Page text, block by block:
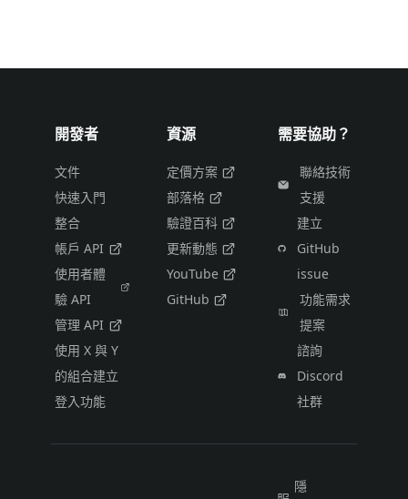
開發者
文件
快速入門
整合
帳戶 API
使用者體
驗 API
管理 API
使用 X 與 Y
的組合建立
登入功能
資源
定價方案
部落格
驗證百科
更新動態
YouTube
GitHub
需要協助？
聯絡技術
支援
建立
GitHub
issue
功能需求
提案
諮詢
Discord
社群
隱